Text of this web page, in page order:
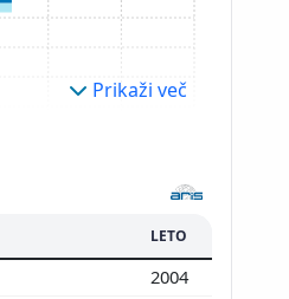
Prikaži več
LETO
2004